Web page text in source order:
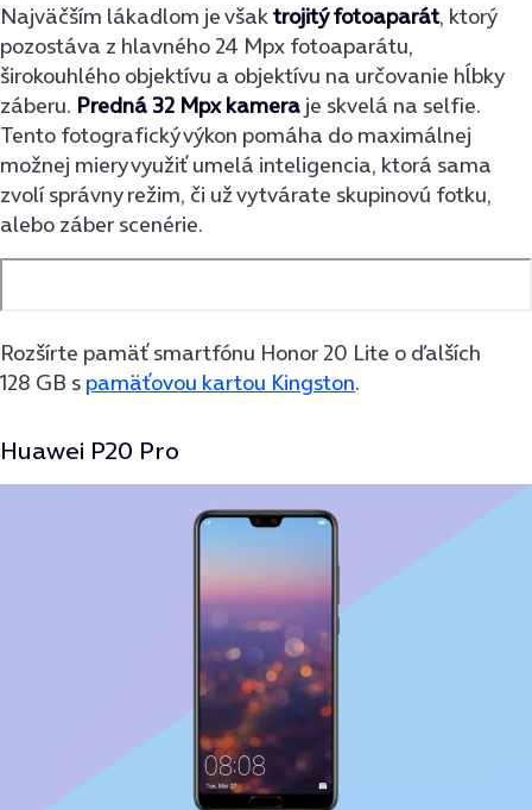
Najväčším lákadlom je všaktrojitý fotoaparát, ktorý
pozostáva z hlavného 24 Mpx fotoaparátu,
širokouhlého objektívu a objektívu na určovanie hĺbky
záberu. Predná 32 Mpx kamera je skvelá na selfie.
Tento fotografický výkon pomáha do maximálnej
možnej miery využiť umelá inteligencia, ktorá sama
zvolí správny režim, či už vytvárate skupinovú fotku,
alebo záber scenérie.
Rozšírte pamäť smartfónu Honor 20 Lite o ďalších
128 GB s pamäťovou kartou Kingston.
Huawei P20 Pro